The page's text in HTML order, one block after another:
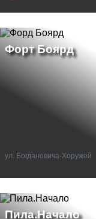
ул. Богдановича-Хоружей